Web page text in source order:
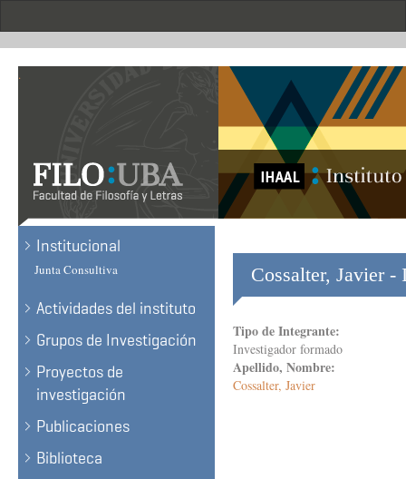
.
Institucional
Junta Consultiva
Actividades del instituto
Grupos de Investigación
Proyectos de
investigación
Publicaciones
Biblioteca
Cossalter, Javier -
Tipo de Integrante:
Investigador formado
Apellido, Nombre:
Cossalter, Javier